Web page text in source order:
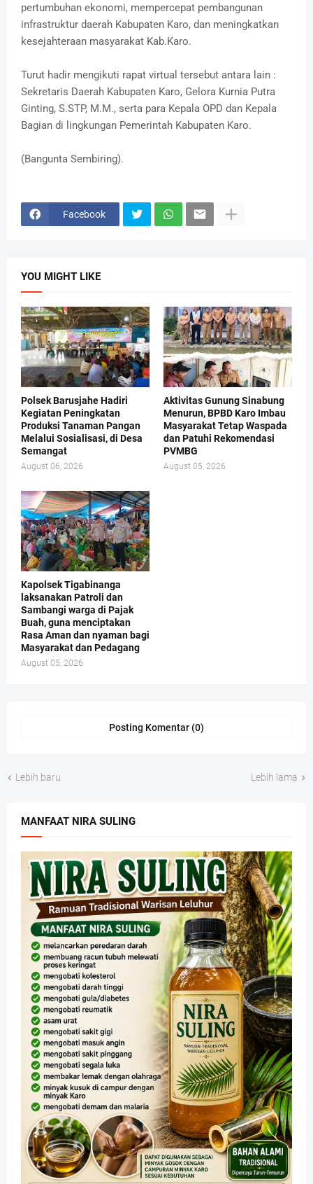
pertumbuhan ekonomi, mempercepat pembangunan
infrastruktur daerah Kabupaten Karo, dan meningkatkan
kesejahteraan masyarakat Kab.Karo.
Turut hadir mengikuti rapat virtual tersebut antara lain :
Sekretaris Daerah Kabupaten Karo, Gelora Kurnia Putra
Ginting, S.STP, M.M., serta para Kepala OPD dan Kepala
Bagian di lingkungan Pemerintah Kabupaten Karo.
(Bangunta Sembiring).
Facebook
YOU MIGHT LIKE
Polsek Barusjahe Hadiri
Kegiatan Peningkatan
Produksi Tanaman Pangan
Melalui Sosialisasi, di Desa
Semangat
August 06, 2026
Aktivitas Gunung Sinabung
Menurun, BPBD Karo Imbau
Masyarakat Tetap Waspada
dan Patuhi Rekomendasi
PVMBG
August 05, 2026
Kapolsek Tigabinanga
laksanakan Patroli dan
Sambangi warga di Pajak
Buah, guna menciptakan
Rasa Aman dan nyaman bagi
Masyarakat dan Pedagang
August 05, 2026
Posting Komentar (0)
Lebih baru Lebih lama
MANFAAT NIRA SULING